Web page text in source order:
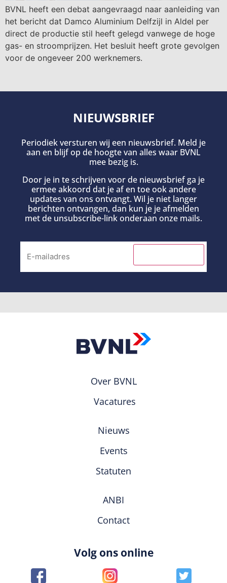
BVNL heeft een debat aangevraagd naar aanleiding van
het bericht dat Damco Aluminium Delfzijl in Aldel per
direct de productie stil heeft gelegd vanwege de hoge
gas- en stroomprijzen. Het besluit heeft grote gevolgen
voor de ongeveer 200 werknemers.
NIEUWSBRIEF
Periodiek versturen wij een nieuwsbrief. Meld je
aan en blijf op de hoogte van alles waar BVNL
mee bezig is.
Door je in te schrijven voor de nieuwsbrief ga je
ermee akkoord dat je af en toe ook andere
updates van ons ontvangt. Wil je niet langer
berichten ontvangen, dan kun je je afmelden
met de unsubscribe-link onderaan onze mails.
Over BVNL
Vacatures
Nieuws
Events
Statuten
ANBI
Contact
Volg ons online